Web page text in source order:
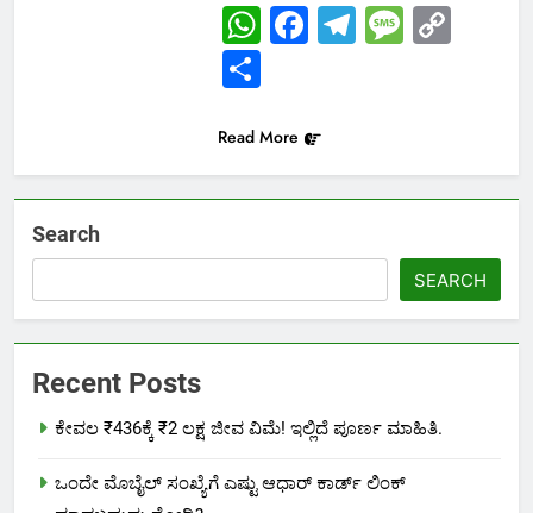
WhatsApp
Facebook
Telegram
Share
Read More
Search
SEARCH
Recent Posts
ಕೇವಲ ₹436ಕ್ಕೆ ₹2 ಲಕ್ಷ ಜೀವ ವಿಮೆ! ಇಲ್ಲಿದೆ ಪೂರ್ಣ ಮಾಹಿತಿ.
ಒಂದೇ ಮೊಬೈಲ್ ಸಂಖ್ಯೆಗೆ ಎಷ್ಟು ಆಧಾರ್ ಕಾರ್ಡ್ ಲಿಂಕ್